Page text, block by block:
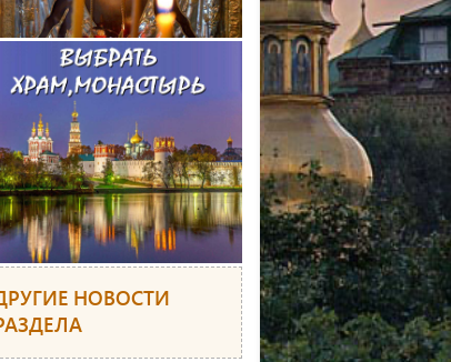
НОВОСТИ